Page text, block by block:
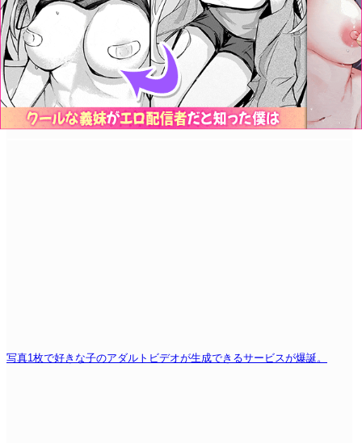
写真1枚で好きな子のアダルトビデオが生成できるサービスが爆誕。